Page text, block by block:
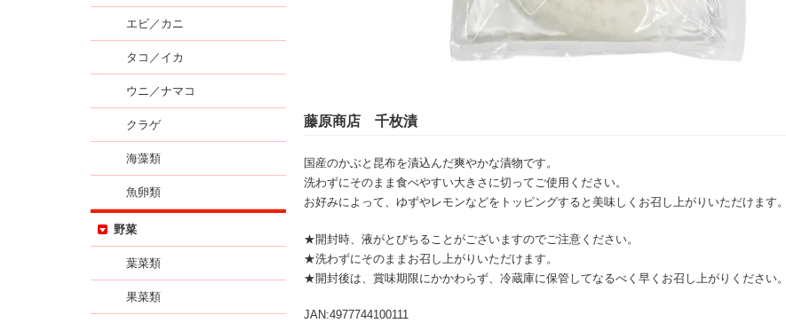
藤原商店 千枚漬
国産のかぶと昆布を漬込んだ爽やかな漬物です。
洗わずにそのまま食べやすい大きさに切ってご使用ください。
お好みによって、ゆずやレモンなどをトッピングすると美味しくお召し上がりいただけます。
★開封時、液がとびちることがございますのでご注意ください。
★洗わずにそのままお召し上がりいただけます。
★開封後は、賞味期限にかかわらず、冷蔵庫に保管してなるべく早くお召し上がりください。
JAN:4977744100111
エビ／カニ
タコ／イカ
ウニ／ナマコ
クラゲ
海藻類
魚卵類
野菜
葉菜類
果菜類